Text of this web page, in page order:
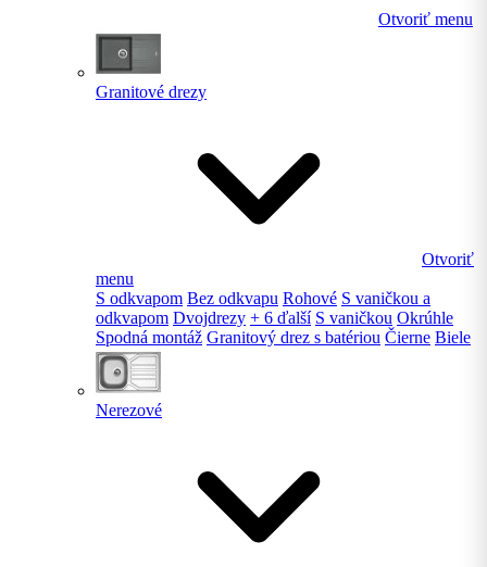
Otvoriť menu
Granitové drezy
Otvoriť
menu
S odkvapom Bez odkvapu Rohové S vaničkou a
odkvapom Dvojdrezy + 6 ďalší S vaničkou Okrúhle
Spodná montáž Granitový drez s batériou Čierne Biele
Nerezové